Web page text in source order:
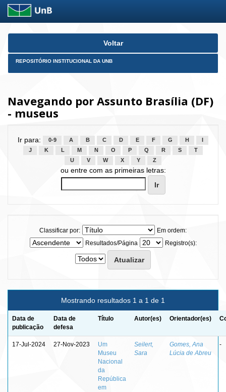
Skip
Voltar
REPOSITÓRIO INSTITUCIONAL DA UNB
Navegando por Assunto Brasília (DF)
- museus
Ir para: 0-9 A B C D E F G H
J
K L M N O P Q R S
T
U
V W X Y Z
ou entre com as primeiras letras:
Classificar por:
Em ordem:
Resultados/Página
Registro(s):
Mostrando resultados 1 a 1 de 1
Data de
publicação
Data de
defesa
Título Autor(es) Orientador(es)
17-Jul-2024 27-Nov-2023
Um
Museu
Nacional
da
República
em
Seilert,
Sara
Gomes, Ana
Lúcia de Abreu
-